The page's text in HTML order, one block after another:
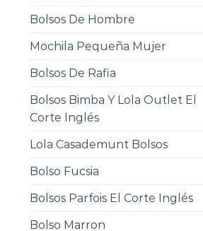
Bolsos De Hombre
Mochila Pequeña Mujer
Bolsos De Rafia
Bolsos Bimba Y Lola Outlet El
Corte Inglés
Lola Casademunt Bolsos
Bolso Fucsia
Bolsos Parfois El Corte Inglés
Bolso Marron